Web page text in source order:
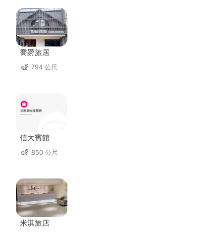
喬爵旅居
794 公尺
信大賓館
850 公尺
米淇旅店